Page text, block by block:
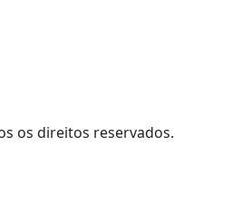
os direitos reservados.